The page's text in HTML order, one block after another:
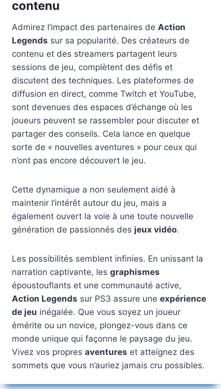
contenu
Admirez l’impact des partenaires de Action
Legends sur sa popularité. Des créateurs de
contenu et des streamers partagent leurs
sessions de jeu, complètent des défis et
discutent des techniques. Les plateformes de
diffusion en direct, comme Twitch et YouTube,
sont devenues des espaces d’échange où les
joueurs peuvent se rassembler pour discuter et
partager des conseils. Cela lance en quelque
sorte de « nouvelles aventures » pour ceux qui
n’ont pas encore découvert le jeu.
Cette dynamique a non seulement aidé à
maintenir l’intérêt autour du jeu, mais a
également ouvert la voie à une toute nouvelle
génération de passionnés des jeux vidéo.
Les possibilités semblent infinies. En unissant la
narration captivante, les graphismes
époustouflants et une communauté active,
Action Legends sur PS3 assure une expérience
de jeu inégalée. Que vous soyez un joueur
émérite ou un novice, plongez-vous dans ce
monde unique qui façonne le paysage du jeu.
Vivez vos propres aventures et atteignez des
sommets que vous n’auriez jamais cru possibles.